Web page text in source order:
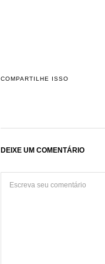
COMPARTILHE ISSO
DEIXE UM COMENTÁRIO